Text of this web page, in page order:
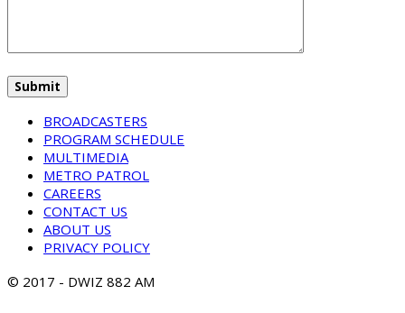
BROADCASTERS
PROGRAM SCHEDULE
MULTIMEDIA
METRO PATROL
CAREERS
CONTACT US
ABOUT US
PRIVACY POLICY
© 2017 - DWIZ 882 AM